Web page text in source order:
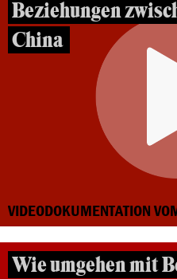
Beziehungen
China
VIDEODOKUMENTATION
Wie umgehen mit